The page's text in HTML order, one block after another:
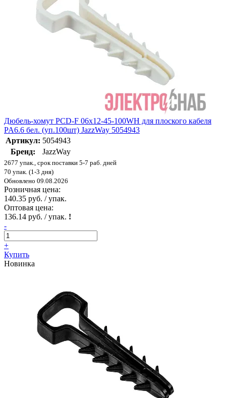
Дюбель-хомут PCD-F 06х12-45-100WH для плоского кабеля
PA6.6 бел. (уп.100шт) JazzWay 5054943
Артикул: 5054943
Бренд:
JazzWay
2677 упак., срок поставки 5-7 раб. дней
70 упак. (1-3 дня)
Обновлено 09.08.2026
Розничная цена:
140.35 руб. / упак.
Оптовая цена:
136.14 руб. / упак. !
-
+
Купить
Новинка